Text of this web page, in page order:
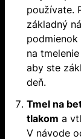
používate.
základný
na
aby ste
deň.
Tmel na
tlakom a
V návode